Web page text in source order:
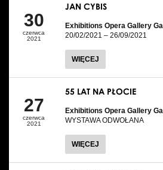
30
czerwca
2021
JAN CYBIS
Exhibitions Opera Gallery
20/02/2021 – 26/09/2021
WIĘCEJ
27
czerwca
2021
55 LAT NA PŁOCIE
Exhibitions Opera Gallery
WYSTAWA ODWOŁANA
WIĘCEJ